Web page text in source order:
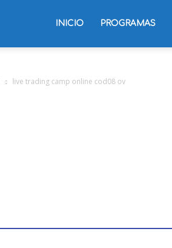
INICIO PROGRAMAS
live trading camp online cod08 ov